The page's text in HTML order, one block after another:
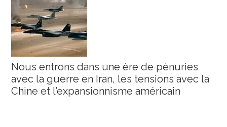
Nous entrons dans une ère de pénuries
avec la guerre en Iran, les tensions avec la
Chine et l’expansionnisme américain